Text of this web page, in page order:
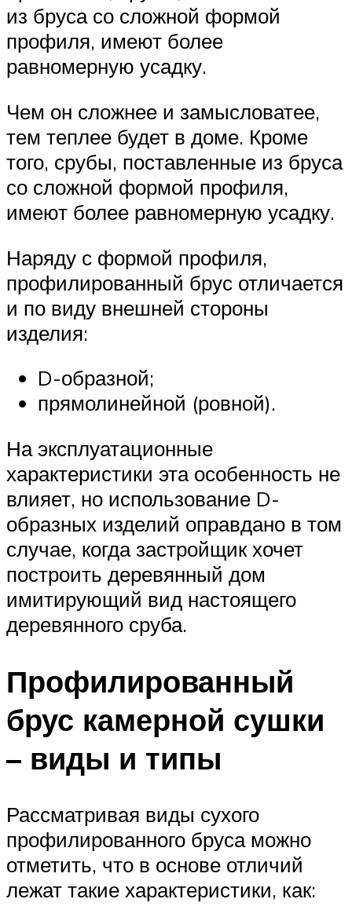
из бруса со сложной формой
профиля, имеют более
равномерную усадку.
Чем он сложнее и замысловатее,
тем теплее будет в доме. Кроме
того, срубы, поставленные из бруса
со сложной формой профиля,
имеют более равномерную усадку.
Наряду с формой профиля,
профилированный брус отличается
и по виду внешней стороны
изделия:
D-образной;
прямолинейной (ровной).
На эксплуатационные
характеристики эта особенность не
влияет, но использование D-
образных изделий оправдано в том
случае, когда застройщик хочет
построить деревянный дом
имитирующий вид настоящего
деревянного сруба.
Профилированный
брус камерной сушки
– виды и типы
Рассматривая виды сухого
профилированного бруса можно
отметить, что в основе отличий
лежат такие характеристики, как: